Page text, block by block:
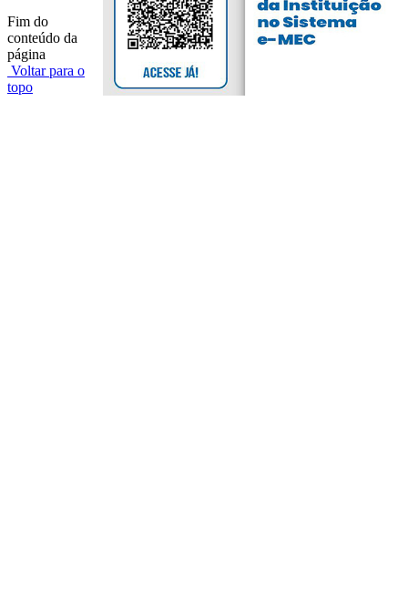
Fim do
conteúdo da
página
Voltar para o
topo